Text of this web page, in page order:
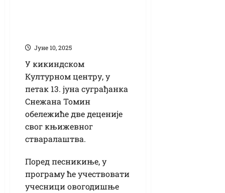
Јуне 10, 2025
У кикиндском
Културном центру, у
петак 13. јуна суграђанка
Снежана Томин
обележиће две деценије
свог књижевног
стваралаштва.
Поред песникиње, у
програму ће учествовати
учесници овогодишње